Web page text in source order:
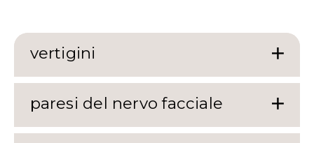
vertigini
paresi del nervo facciale